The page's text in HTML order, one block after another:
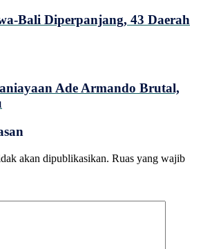
Bali Diperpanjang, 43 Daerah
Ade Armando Brutal,
akan dipublikasikan. Ruas yang wajib